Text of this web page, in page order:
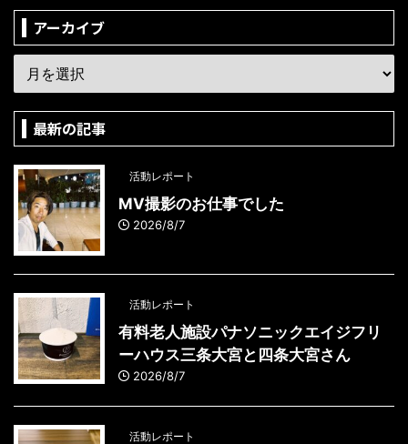
アーカイブ
最新の記事
活動レポート
MV撮影のお仕事でした
2026/8/7
活動レポート
有料老人施設パナソニックエイジフリ
ーハウス三条大宮と四条大宮さん
2026/8/7
活動レポート